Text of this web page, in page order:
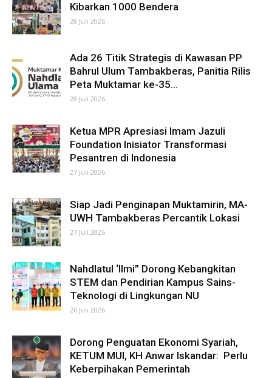
Kibarkan 1000 Bendera
28 Juli 2026
Ada 26 Titik Strategis di Kawasan PP
Bahrul Ulum Tambakberas, Panitia Rilis
Peta Muktamar ke-35...
28 Juli 2026
Ketua MPR Apresiasi Imam Jazuli
Foundation Inisiator Transformasi
Pesantren di Indonesia
27 Juli 2026
Siap Jadi Penginapan Muktamirin, MA-
UWH Tambakberas Percantik Lokasi
27 Juli 2026
Nahdlatul ‘Ilmi” Dorong Kebangkitan
STEM dan Pendirian Kampus Sains-
Teknologi di Lingkungan NU
26 Juli 2026
Dorong Penguatan Ekonomi Syariah,
KETUM MUI, KH Anwar Iskandar: Perlu
Keberpihakan Pemerintah